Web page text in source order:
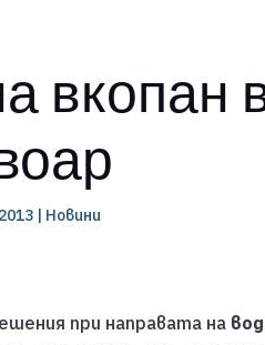
вкопан
| Новини
при направата на